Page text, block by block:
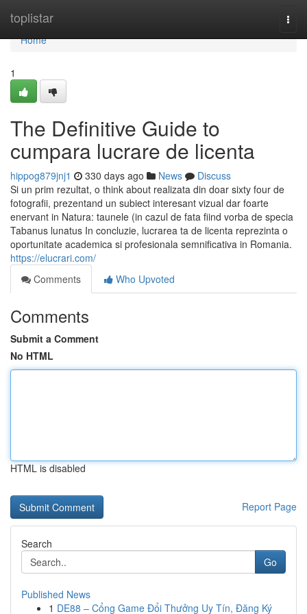
toplistar
Home
Home
1
The Definitive Guide to
cumpara lucrare de licenta
hippog879jnj1 330 days ago News
Discuss
Si un prim rezultat, o think about realizata din doar sixty four de
fotografii, prezentand un subiect interesant vizual dar foarte
enervant in Natura: taunele (in cazul de fata fiind vorba de specia
Tabanus lunatus In concluzie, lucrarea ta de licenta reprezinta o
oportunitate academica si profesionala semnificativa in Romania.
https://elucrari.com/
Comments
Who Upvoted
Comments
Submit a Comment
No HTML
HTML is disabled
Report Page
Search
Go
Published News
1 DE88 – Cổng Game Đổi Thưởng Uy Tín, Đăng Ký